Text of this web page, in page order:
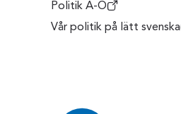
Politik A-Ö
Vår politik på lätt svenska